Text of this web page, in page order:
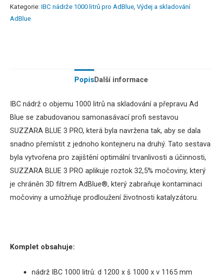
Kategorie: IBC nádrže 1000 litrů pro AdBlue Výdej a skladování
AdBlue
PopisDalší informace
IBC nádrž o objemu 1000 litrů na skladování a přepravu Ad
Blue se zabudovanou samonasávací profi sestavou
SUZZARA BLUE 3 PRO, která byla navržena tak, aby se dala
snadno přemístit z jednoho kontejneru na druhý. Tato sestava
byla vytvořena pro zajištění optimální trvanlivosti a účinnosti,
SUZZARA BLUE 3 PRO aplikuje roztok 32,5% močoviny, který
je chráněn 3D filtrem AdBlue®, který zabraňuje kontaminaci
močoviny a umožňuje prodloužení životnosti katalyzátoru.
Komplet obsahuje:
nádrž IBC 1000 litrů: d 1200 x š 1000 x v 1165 mm